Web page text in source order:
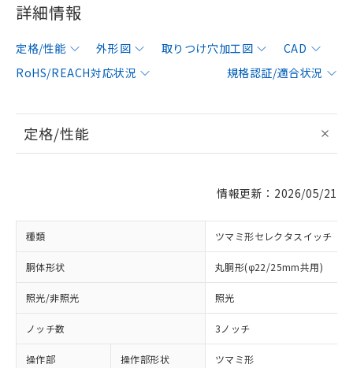
詳細情報
定格/性能 外形図 取りつけ穴加工図
CAD
RoHS/REACH対応状況
規格認証/適合状況
定格/性能
情報更新：2026/05/21
種類 ツマミ形セレクタスイッチ
胴体形状 丸胴形(φ22/25mm共用)
照光/非照光 照光
ノッチ数 3ノッチ
操作部 操作部形状 ツマミ形